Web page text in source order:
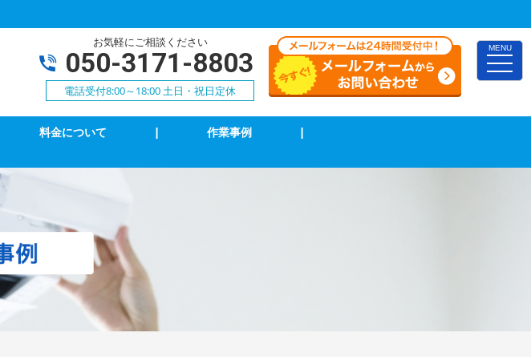
MENU
toggle
お気軽にご相談ください
050-3171-8803
電話受付8:00～18:00 土日・祝日定休
エアコン修理・取付
TVアンテナ修理・取付
コンセント修理・取付
換気扇等修理・取付
家庭用EV充電工事
料金について | 作業事例
|